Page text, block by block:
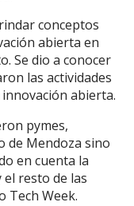
conceptos
abierta en
Se dio a conocer
las actividades
abierta.
pymes,
de Mendoza sino
en cuenta la
el resto de las
Tech Week.